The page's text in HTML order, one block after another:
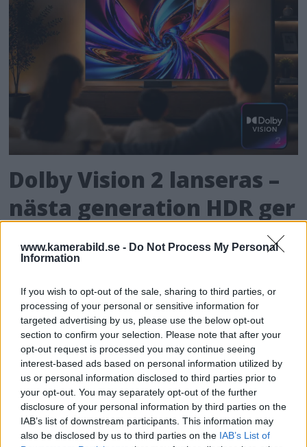
www.kamerabild.se - Do Not Process My Personal
Information
If you wish to opt-out of the sale, sharing to third parties, or
processing of your personal or sensitive information for
targeted advertising by us, please use the below opt-out
section to confirm your selection. Please note that after your
opt-out request is processed you may continue seeing
interest-based ads based on personal information utilized by
us or personal information disclosed to third parties prior to
your opt-out. You may separately opt-out of the further
disclosure of your personal information by third parties on the
IAB’s list of downstream participants. This information may
also be disclosed by us to third parties on the IAB’s List of
Dolby Vision 2 lanseras –
nästa generation HDR ger
bättre bild
För de som älskar både film och dynamiskt
bildmotor som analyserar bilden och scenen
och förbättrar den för tittaren.